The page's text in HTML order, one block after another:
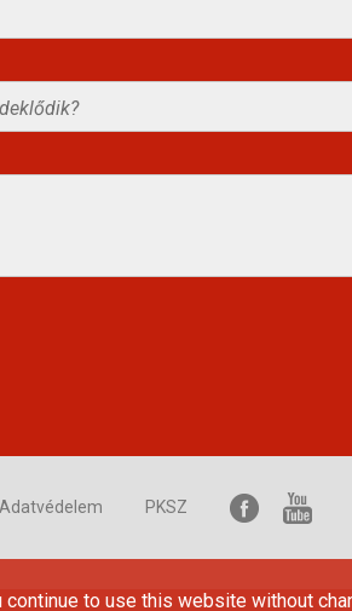
Adatvédelem PKSZ
to use this website without